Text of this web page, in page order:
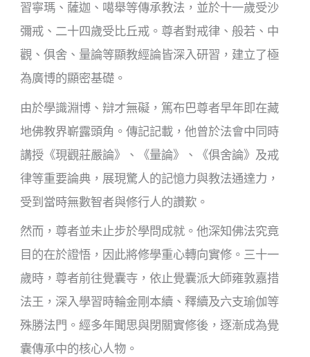
習寧瑪、薩迦、噶舉等傳承教法，並於十一歲受沙
彌戒、二十四歲受比丘戒。尊者對戒律、般若、中
觀、俱舍、量論等顯教經論皆深入研習，建立了極
為廣博的顯密基礎。
由於學識淵博、辯才無礙，篤布巴尊者早年即在藏
地佛教界嶄露頭角。傳記記載，他曾於法會中同時
講授《現觀莊嚴論》、《量論》、《俱舍論》及戒
律等重要論典，展現驚人的記憶力與教法通達力，
受到當時無數智者與修行人的讚歎。
然而，尊者並未止步於學問成就。他深知佛法究竟
目的在於證悟，因此將修學重心轉向實修。三十一
歲時，尊者前往覺囊寺，依止覺囊派大師雍敦嘉措
法王，深入學習時輪金剛本續、釋續及六支瑜伽等
殊勝法門。經多年聞思與閉關實修後，逐漸成為覺
囊傳承中的核心人物。